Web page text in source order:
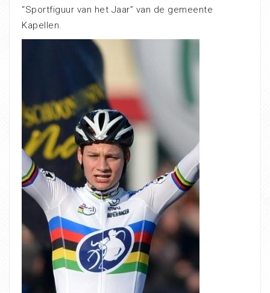
“Sportfiguur van het Jaar” van de gemeente
Kapellen.